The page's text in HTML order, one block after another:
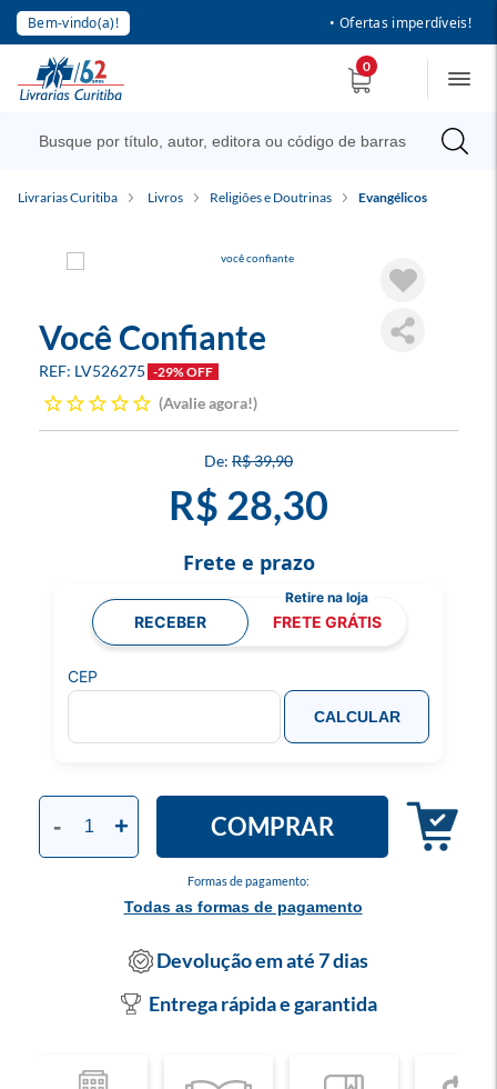
Bem-vindo(a)! • Ofertas imperdíveis!
0
Livrarias Curitiba Livros Religiões e Doutrinas Evangélicos
Você Confiante
LV526275 -29% OFF
Avalie agora!
R$ 39,90
R$ 28,30
Formas de pagamento:
Todas as formas de pagamento
- + COMPRAR
Frete e prazo
RECEBER FRETE GRÁTIS
CEP
CALCULAR
Devolução em até 7 dias
Entrega rápida e garantida